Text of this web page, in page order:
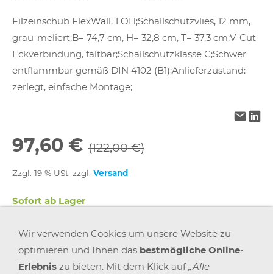
Filzeinschub FlexWall, 1 OH;Schallschutzvlies, 12 mm,
grau-meliert;B= 74,7 cm, H= 32,8 cm, T= 37,3 cm;V-Cut
Eckverbindung, faltbar;Schallschutzklasse C;Schwer
entflammbar gemäß DIN 4102 (B1);Anlieferzustand:
zerlegt, einfache Montage;
97,60 € (122,00 €)
Zzgl. 19 % USt. zzgl. Versand
Sofort ab Lager
Wir verwenden Cookies um unsere Website zu
optimieren und Ihnen das bestmögliche Online-
Erlebnis zu bieten. Mit dem Klick auf„Alle